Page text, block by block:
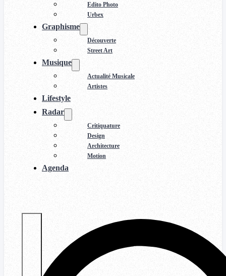
Edito Photo
Urbex
Graphisme
Découverte
Street Art
Musique
Actualité Musicale
Artistes
Lifestyle
Radar
Critiquature
Design
Architecture
Motion
Agenda